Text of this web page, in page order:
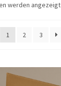
werden angezeigt
1 2 3